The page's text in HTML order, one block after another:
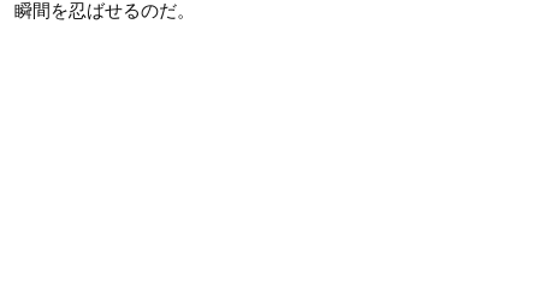
瞬間を忍ばせるのだ。